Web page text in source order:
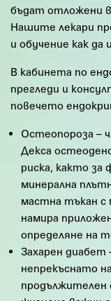
бъдат отложени
Нашите лекари
и обучение как да
В кабинета по
прегледи и
повечето
Остеопороза –
Декса
риска, както за
минерална
мастна тъкан с
намира
определяне на
Захарен диабет
непрекъснато
продължителен